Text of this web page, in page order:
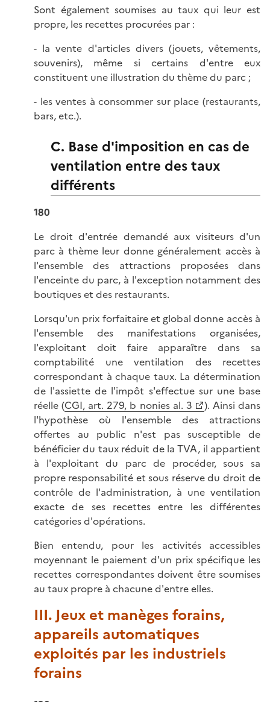
Sont également soumises au taux qui leur est
propre, les recettes procurées par :
- la vente d'articles divers (jouets, vêtements,
souvenirs), même si certains d'entre eux
constituent une illustration du thème du parc ;
- les ventes à consommer sur place (restaurants,
bars, etc.).
C. Base d'imposition en cas de
ventilation entre des taux
différents
180
Le droit d'entrée demandé aux visiteurs d'un
parc à thème leur donne généralement accès à
l'ensemble des attractions proposées dans
l'enceinte du parc, à l'exception notamment des
boutiques et des restaurants.
Lorsqu'un prix forfaitaire et global donne accès à
l'ensemble des manifestations organisées,
l'exploitant doit faire apparaître dans sa
comptabilité une ventilation des recettes
correspondant à chaque taux. La détermination
de l'assiette de l'impôt s'effectue sur une base
réelle (CGI, art. 279, b nonies al. 3
). Ainsi dans
l'hypothèse où l'ensemble des attractions
offertes au public n'est pas susceptible de
bénéficier du taux réduit de la TVA, il appartient
à l'exploitant du parc de procéder, sous sa
propre responsabilité et sous réserve du droit de
contrôle de l'administration, à une ventilation
exacte de ses recettes entre les différentes
catégories d'opérations.
Bien entendu, pour les activités accessibles
moyennant le paiement d'un prix spécifique les
recettes correspondantes doivent être soumises
au taux propre à chacune d'entre elles.
III. Jeux et manèges forains,
appareils automatiques
exploités par les industriels
forains